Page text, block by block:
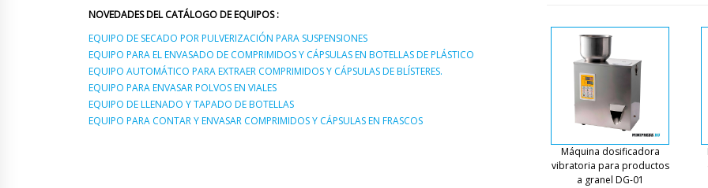
NOVEDADES DEL CATÁLOGO DE EQUIPOS :
EQUIPO DE SECADO POR PULVERIZACIÓN PARA SUSPENSIONES
EQUIPO PARA EL ENVASADO DE COMPRIMIDOS Y CÁPSULAS EN BOTELLAS DE PLÁSTICO
EQUIPO AUTOMÁTICO PARA EXTRAER COMPRIMIDOS Y CÁPSULAS DE BLÍSTERES.
EQUIPO PARA ENVASAR POLVOS EN VIALES
EQUIPO DE LLENADO Y TAPADO DE BOTELLAS
EQUIPO PARA CONTAR Y ENVASAR COMPRIMIDOS Y CÁPSULAS EN FRASCOS
Máquina dosificadora
vibratoria para productos
a granel DG-01
Camila,
daremos un
también en
contrato y la
Nova
Hemos enviado a
la máquina de membrana
favor, vuelva a llamar.